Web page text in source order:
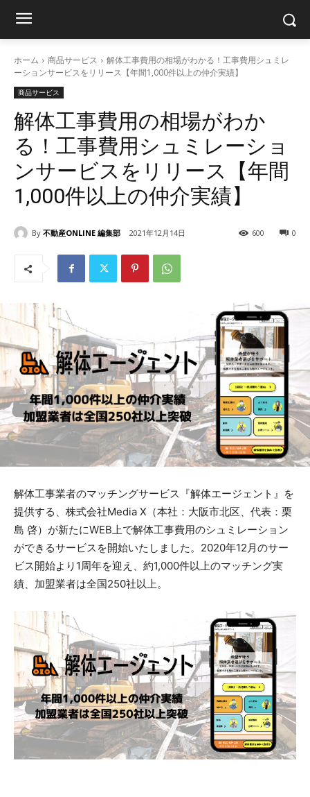
ホーム 商品サービス
解体工事費用の相場がわかる！工事費用シュミレ
ーションサービスをリリース【年間1,000件以上の仲介実績】
商品サービス
解体工事費用の相場がわか
る！工事費用シュミレーショ
ンサービスをリリース【年間
1,000件以上の仲介実績】
By 不動産ONLINE 編集部 2021年12月14日 0
600
解体工事業者のマッチングサービス『解体エージェント』を
提供する、株式会社Media X（本社：大阪市北区、代表：栗
島 啓）が新たにWEB上で解体工事費用のシュミレーション
ができるサービスを開始いたしました。2020年12月のサー
ビス開始より1周年を迎え、約1,000件以上のマッチング実
績、加盟業者は全国250社以上。